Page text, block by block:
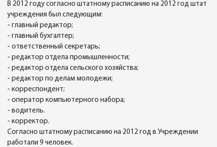
В 2012 году согласно штатному расписанию на 2012 год штат
учреждения был следующим:
- главный редактор;
- главный бухгалтер;
- ответственный секретарь;
- редактор отдела промышленности;
- редактор отдела сельского хозяйства;
- редактор по делам молодежи;
- корреспондент;
- оператор компьютерного набора;
- водитель.
- корректор.
Согласно штатному расписанию на 2012 год в Учреждении
работали 9 человек.